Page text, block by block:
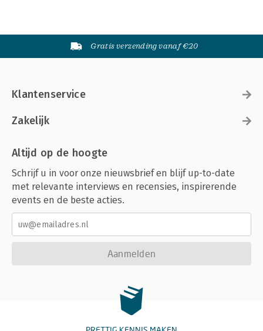
Gratis verzending vanaf €20
Klantenservice
Zakelijk
Altijd op de hoogte
Schrijf u in voor onze nieuwsbrief en blijf up-to-date
met relevante interviews en recensies, inspirerende
events en de beste acties.
Aanmelden